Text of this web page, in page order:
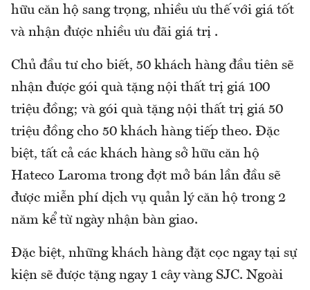
hữu căn hộ sang trọng, nhiều ưu thế với giá tốt
và nhận được nhiều ưu đãi giá trị .
Chủ đầu tư cho biết, 50 khách hàng đầu tiên sẽ
nhận được gói quà tặng nội thất trị giá 100
triệu đồng; và gói quà tặng nội thất trị giá 50
triệu đồng cho 50 khách hàng tiếp theo. Đặc
biệt, tất cả các khách hàng sở hữu căn hộ
Hateco Laroma trong đợt mở bán lần đầu sẽ
được miễn phí dịch vụ quản lý căn hộ trong 2
năm kể từ ngày nhận bàn giao.
Đặc biệt, những khách hàng đặt cọc ngay tại sự
kiện sẽ được tặng ngay 1 cây vàng SJC. Ngoài